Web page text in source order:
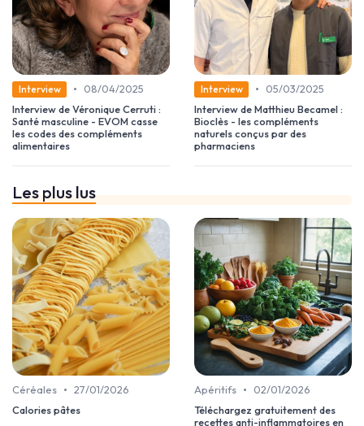
Interview •
08/04/2025
Interview de Véronique Cerruti :
Santé masculine - EVOM casse
les codes des compléments
alimentaires
Interview •
05/03/2025
Interview de Matthieu Becamel :
Bioclès - les compléments
naturels conçus par des
pharmaciens
Les plus lus
Céréales • 27/01/2026
Calories pâtes
Apéritifs •
02/01/2026
Téléchargez gratuitement des
recettes anti-inflammatoires en